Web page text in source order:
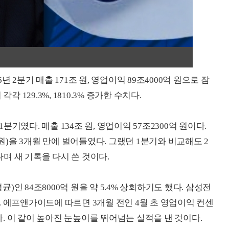
2분기 매출 171조 원, 영업이익 89조4000억 원으로 잠
각 129.3%, 1810.3% 증가한 수치다.
기였다. 매출 134조 원, 영업이익 57조2300억 원이다.
을 3개월 만에 벌어들였다. 그랬던 1분기와 비교해도 2
새 기록을 다시 쓴 것이다.
)인 84조8000억 원을 약 5.4% 상회하기도 했다. 삼성전
프앤가이드에 따르면 3개월 전인 4월 초 영업이익 컨센
이 같이 높아진 눈높이를 뛰어넘는 실적을 낸 것이다.